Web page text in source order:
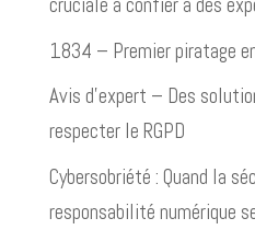
1834 – Premier piratage
Avis d’expert – Des
respecter le RGPD
Cybersobriété : Quand la
responsabilité numérique